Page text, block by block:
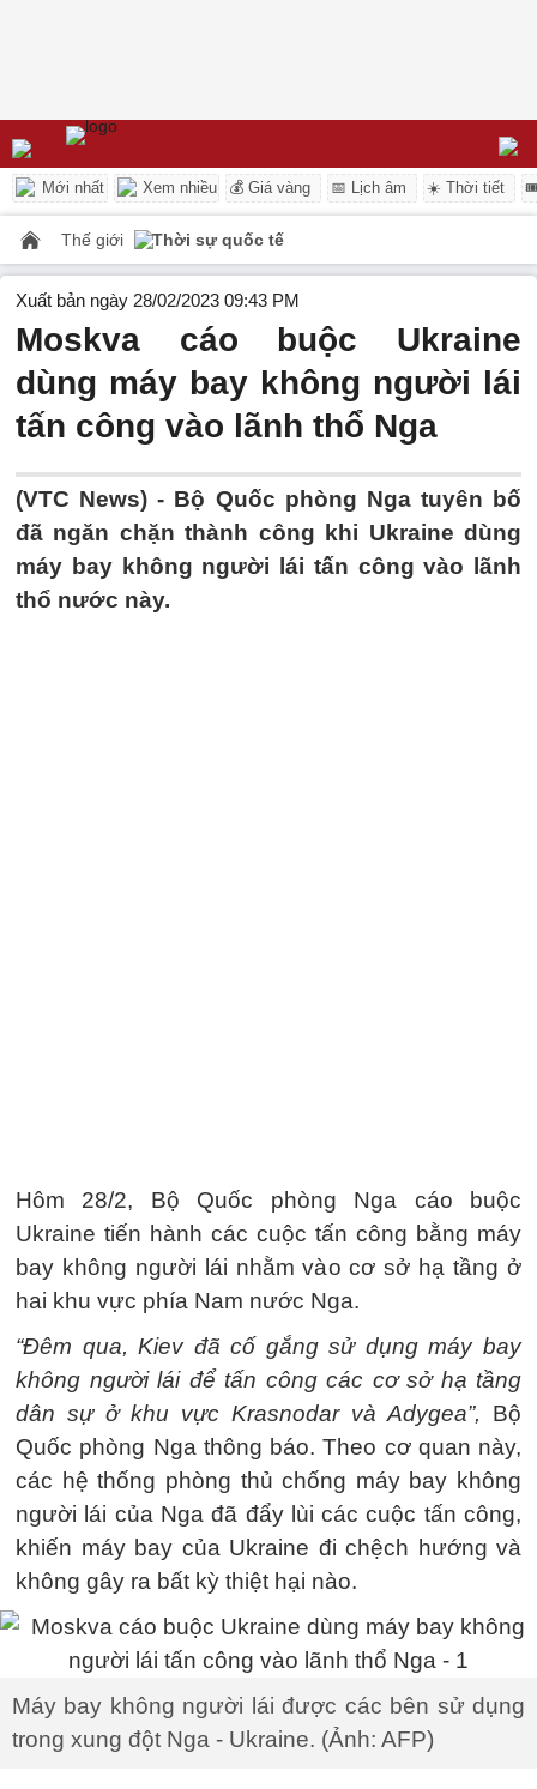
Mới nhất Xem nhiều 💰 Giá vàng 📅 Lịch âm ☀️ Thời tiết
Thế giới Thời sự quốc tế
Xuất bản ngày 28/02/2023 09:43 PM
Moskva cáo buộc Ukraine
dùng máy bay không người lái
tấn công vào lãnh thổ Nga
(VTC News) - Bộ Quốc phòng Nga tuyên bố
đã ngăn chặn thành công khi Ukraine dùng
máy bay không người lái tấn công vào lãnh
thổ nước này.
Hôm 28/2, Bộ Quốc phòng Nga cáo buộc
Ukraine tiến hành các cuộc tấn công bằng máy
bay không người lái nhằm vào cơ sở hạ tầng ở
hai khu vực phía Nam nước Nga.
“Đêm qua, Kiev đã cố gắng sử dụng máy bay
không người lái để tấn công các cơ sở hạ tầng
dân sự ở khu vực Krasnodar và Adygea”, Bộ
Quốc phòng Nga thông báo. Theo cơ quan này,
các hệ thống phòng thủ chống máy bay không
người lái của Nga đã đẩy lùi các cuộc tấn công,
khiến máy bay của Ukraine đi chệch hướng và
không gây ra bất kỳ thiệt hại nào.
Máy bay không người lái được các bên sử dụng
trong xung đột Nga - Ukraine. (Ảnh: AFP)